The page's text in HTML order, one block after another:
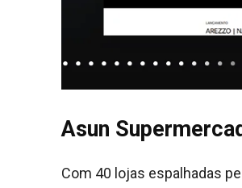
Asun
Com 40 lojas espalhadas